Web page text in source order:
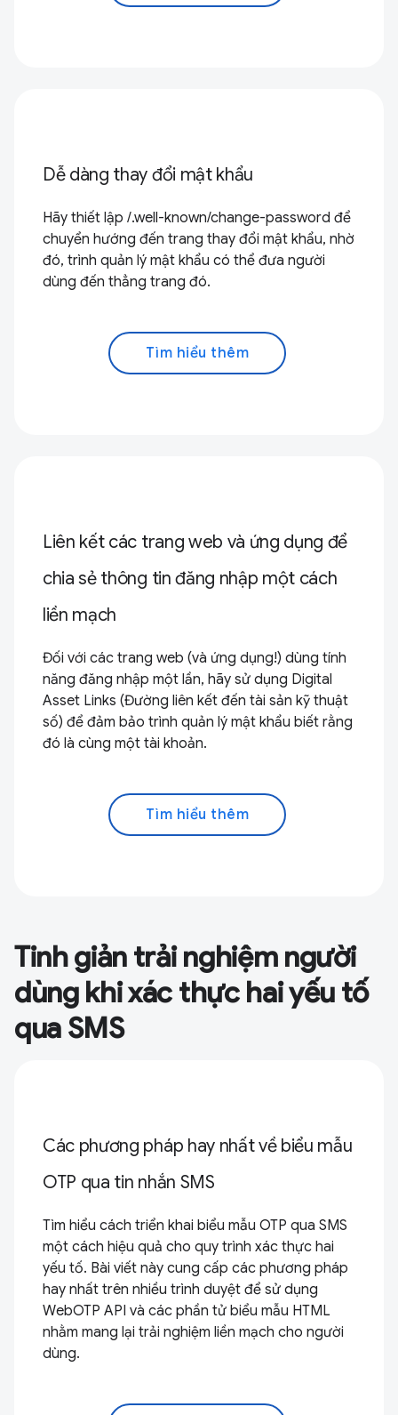
Dễ dàng thay đổi mật khẩu
Hãy thiết lập /.well-known/change-password để
chuyển hướng đến trang thay đổi mật khẩu, nhờ
đó, trình quản lý mật khẩu có thể đưa người
dùng đến thẳng trang đó.
Tìm hiểu thêm
Liên kết các trang web và ứng dụng để
chia sẻ thông tin đăng nhập một cách
liền mạch
Đối với các trang web (và ứng dụng!) dùng tính
năng đăng nhập một lần, hãy sử dụng Digital
Asset Links (Đường liên kết đến tài sản kỹ thuật
số) để đảm bảo trình quản lý mật khẩu biết rằng
đó là cùng một tài khoản.
Tìm hiểu thêm
Tinh giản trải nghiệm người
dùng khi xác thực hai yếu tố
qua SMS
Các phương pháp hay nhất về biểu mẫu
OTP qua tin nhắn SMS
Tìm hiểu cách triển khai biểu mẫu OTP qua SMS
một cách hiệu quả cho quy trình xác thực hai
yếu tố. Bài viết này cung cấp các phương pháp
hay nhất trên nhiều trình duyệt để sử dụng
WebOTP API và các phần tử biểu mẫu HTML
nhằm mang lại trải nghiệm liền mạch cho người
dùng.